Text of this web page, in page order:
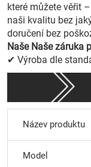
které můžete věřit
naši kvalitu bez
doručení bez
Naše Naše záruka
✔ Výroba dle
Název produktu
Model